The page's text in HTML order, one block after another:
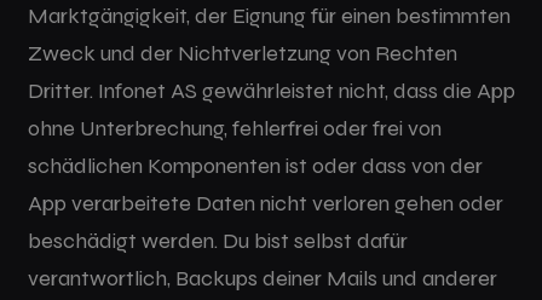
Marktgängigkeit, der Eignung für einen bestimmten
Zweck und der Nichtverletzung von Rechten
Dritter. Infonet AS gewährleistet nicht, dass die App
ohne Unterbrechung, fehlerfrei oder frei von
schädlichen Komponenten ist oder dass von der
App verarbeitete Daten nicht verloren gehen oder
beschädigt werden. Du bist selbst dafür
verantwortlich, Backups deiner Mails und anderer